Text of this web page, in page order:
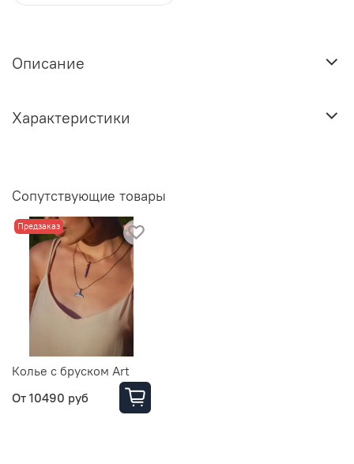
Описание
Характеристики
Сопутствующие товары
Предзаказ
Колье с бруском Art
От 10490 руб